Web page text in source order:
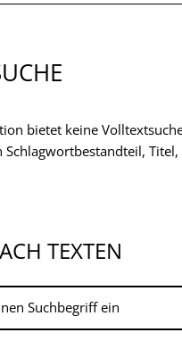
bietet keine
Schlagwortbestandteil,
TEXTEN